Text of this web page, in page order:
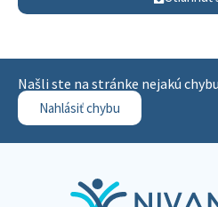
Našli ste na stránke nejakú
Nahlásiť chybu